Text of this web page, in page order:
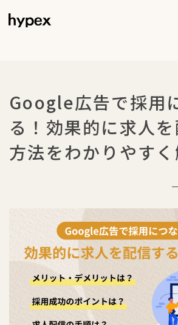
Google広告で採用
る！効果的に求人
方法をわかりやす